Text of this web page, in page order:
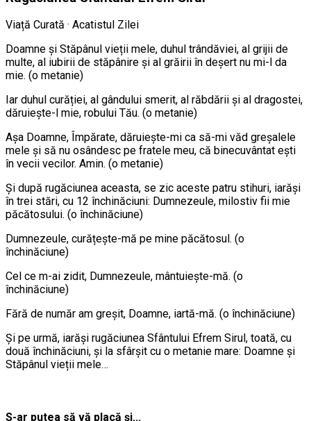
Viață Curată · Acatistul Zilei
Doamne și Stăpânul vieții mele, duhul trândăviei, al grijii de
multe, al iubirii de stăpânire și al grăirii în deșert nu mi-l da
mie. (o metanie)
Iar duhul curăției, al gândului smerit, al răbdării și al dragostei,
dăruiește-l mie, robului Tău. (o metanie)
Așa Doamne, Împărate, dăruiește-mi ca să-mi văd greșalele
mele și să nu osândesc pe fratele meu, că binecuvântat ești
în vecii vecilor. Amin. (o metanie)
Și după rugăciunea aceasta, se zic aceste patru stihuri, iarăși
în trei stări, cu 12 închinăciuni: Dumnezeule, milostiv fii mie
păcătosului. (o închinăciune)
Dumnezeule, curățește-mă pe mine păcătosul. (o
închinăciune)
Cel ce m-ai zidit, Dumnezeule, mântuiește-mă. (o
închinăciune)
Fără de număr am greșit, Doamne, iartă-mă. (o închinăciune)
Și pe urmă, iarăși rugăciunea Sfântului Efrem Sirul, toată, cu
două închinăciuni, și la sfârșit cu o metanie mare: Doamne și
Stăpânul vieții mele…
S-ar putea să vă placă și...